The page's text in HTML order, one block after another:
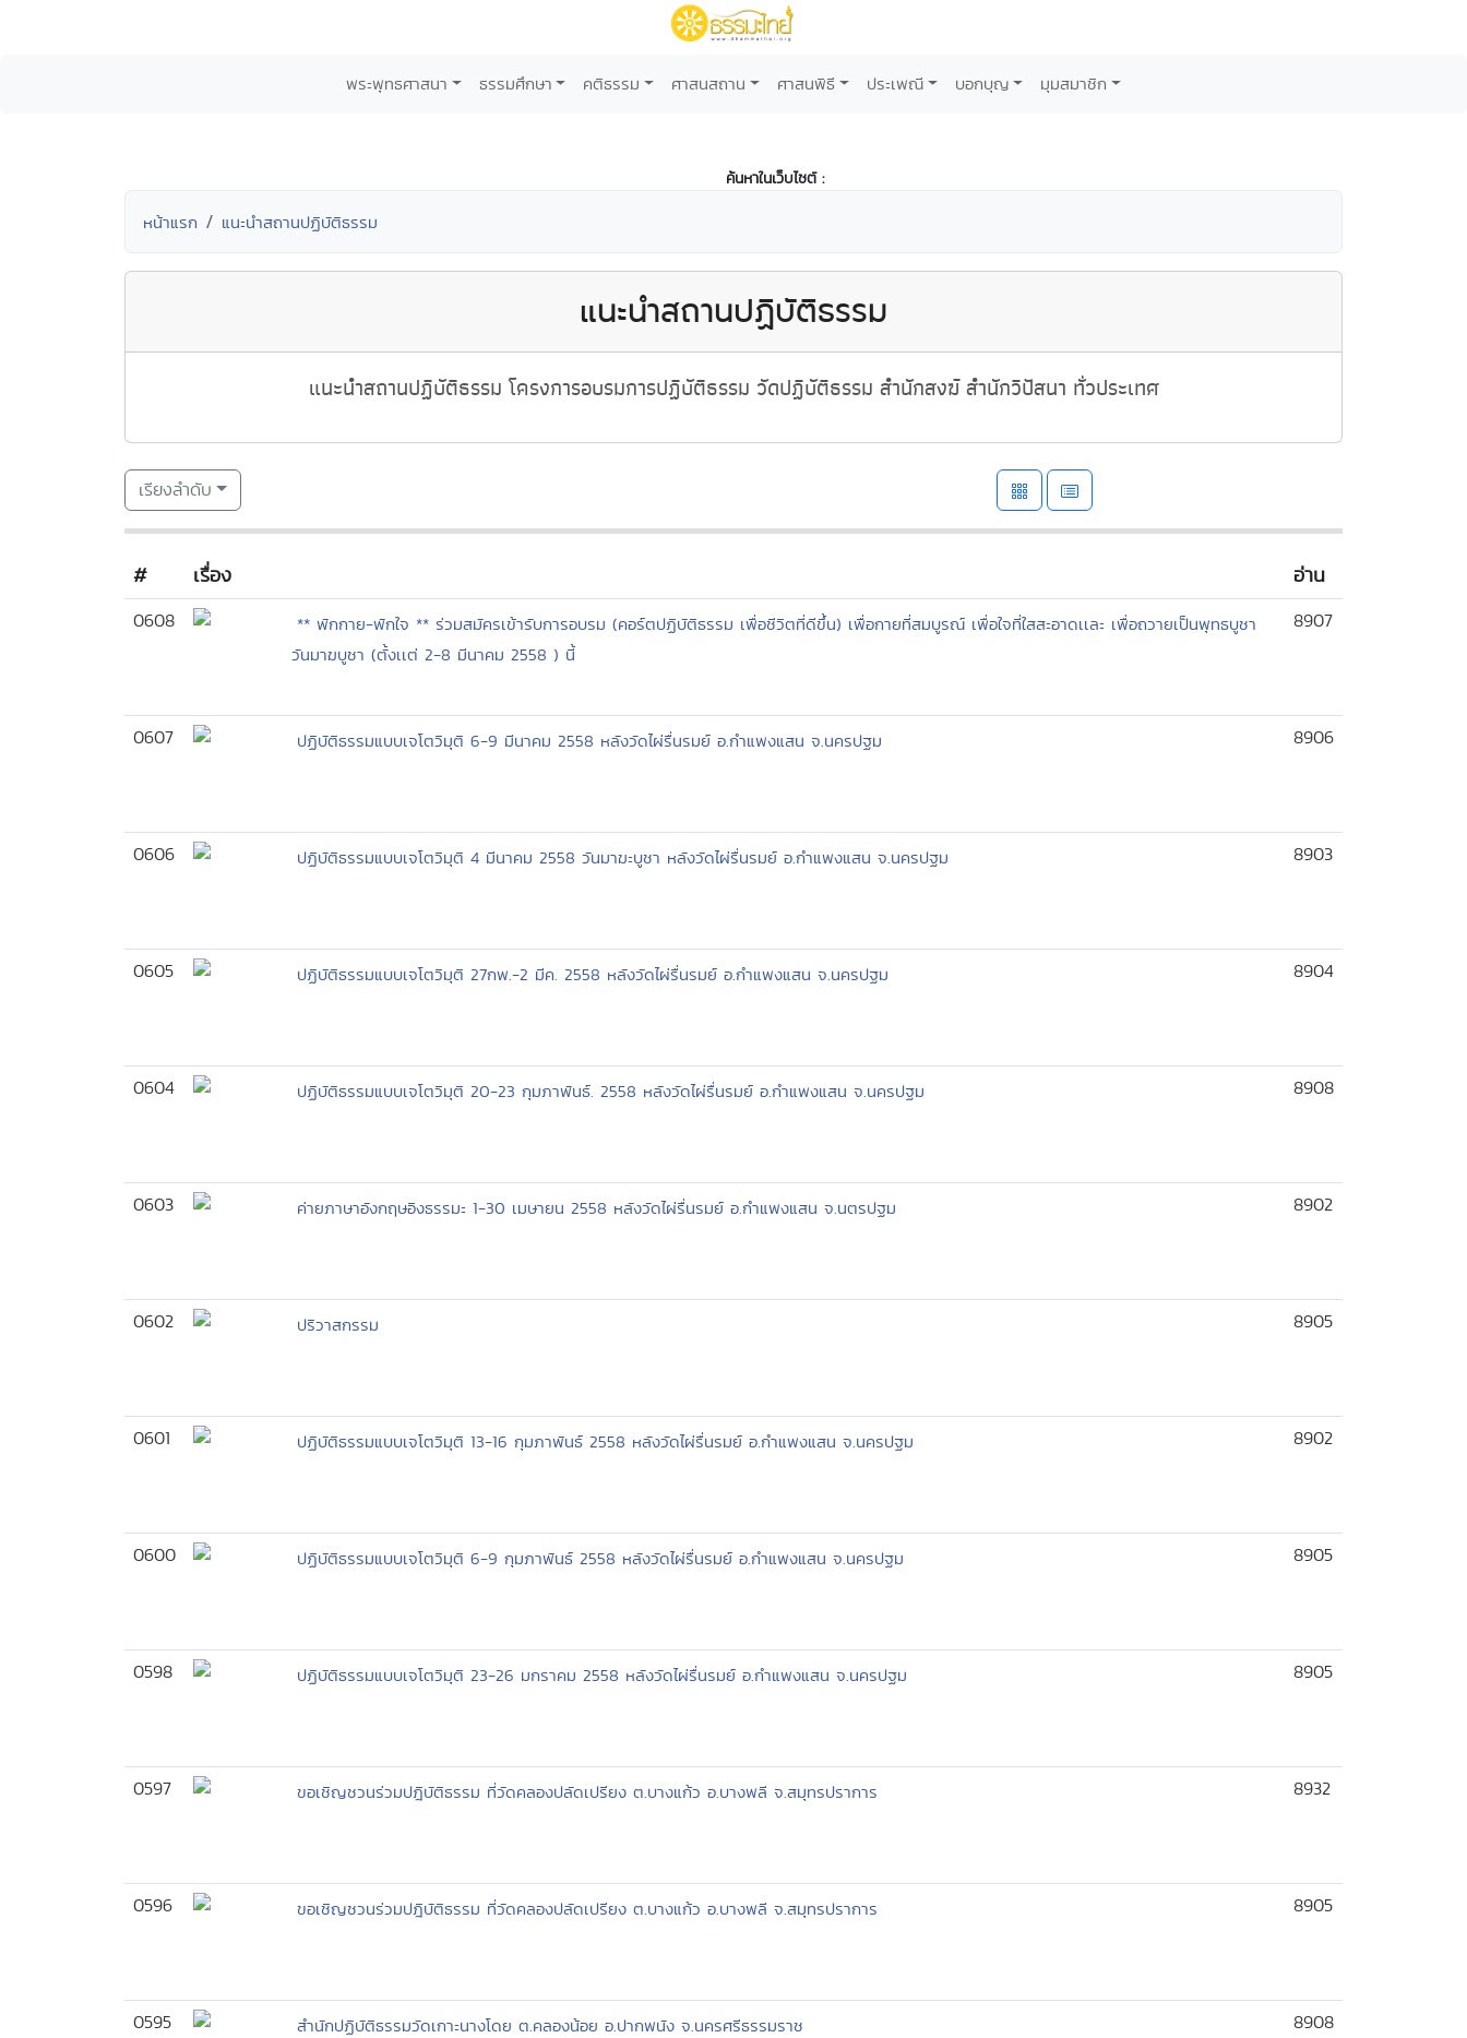
พระพุทธศาสนา ธรรมศึกษา คติธรรม ศาสนสถาน ศาสนพิธี ประเพณี บอกบุญ มุมสมาชิก
ค้นหาในเว็บไซต์ :
หน้าแรก แนะนำสถานปฏิบัติธรรม
แนะนำสถานปฏิบัติธรรม
แนะนำสถานปฏิบัติธรรม โครงการอบรมการปฏิบัติธรรม วัดปฏิบัติธรรม สำนักสงฆ์ สำนักวิปัสนา ทั่วประเทศ
เรียงลำดับ
# เรื่อง อ่าน
0608
** พักกาย-พักใจ ** ร่วมสมัครเข้ารับการอบรม (คอร์ตปฏิบัติธรรม เพื่อชีวิตที่ดีขึ้น) เพื่อกายที่สมบูรณ์ เพื่อใจที่ใสสะอาดเเละ เพื่อถวายเป็นพุทธบูชา
วันมาฆบูชา (ตั้งเเต่ 2-8 มีนาคม 2558 ) นี้
8907
0607 ปฏิบัติธรรมแบบเจโตวิมุติ 6-9 มีนาคม 2558 หลังวัดไผ่รื่นรมย์ อ.กำแพงแสน จ.นครปฐม 8906
0606 ปฏิบัติธรรมแบบเจโตวิมุติ 4 มีนาคม 2558 วันมาฆะบูชา หลังวัดไผ่รื่นรมย์ อ.กำแพงแสน จ.นครปฐม 8903
0605 ปฏิบัติธรรมแบบเจโตวิมุติ 27กพ.-2 มีค. 2558 หลังวัดไผ่รื่นรมย์ อ.กำแพงแสน จ.นครปฐม 8904
0604 ปฏิบัติธรรมแบบเจโตวิมุติ 20-23 กุมภาพันธ์. 2558 หลังวัดไผ่รื่นรมย์ อ.กำแพงแสน จ.นครปฐม 8908
0603 ค่ายภาษาอังกฤษอิงธรรมะ 1-30 เมษายน 2558 หลังวัดไผ่รื่นรมย์ อ.กำแพงแสน จ.นตรปฐม 8902
0602 ปริวาสกรรม 8905
0601 ปฏิบัติธรรมแบบเจโตวิมุติ 13-16 กุมภาพันธ์ 2558 หลังวัดไผ่รื่นรมย์ อ.กำแพงแสน จ.นครปฐม 8902
0600 ปฏิบัติธรรมแบบเจโตวิมุติ 6-9 กุมภาพันธ์ 2558 หลังวัดไผ่รื่นรมย์ อ.กำแพงแสน จ.นครปฐม 8905
0598 ปฏิบัติธรรมแบบเจโตวิมุติ 23-26 มกราคม 2558 หลังวัดไผ่รื่นรมย์ อ.กำแพงแสน จ.นครปฐม 8905
0597 ขอเชิญชวนร่วมปฎิบัติธรรม ที่วัดคลองปลัดเปรียง ต.บางแก้ว อ.บางพลี จ.สมุทรปราการ 8932
0596 ขอเชิญชวนร่วมปฎิบัติธรรม ที่วัดคลองปลัดเปรียง ต.บางแก้ว อ.บางพลี จ.สมุทรปราการ 8905
0595 สำนักปฏิบัติธรรมวัดเกาะนางโดย ต.คลองน้อย อ.ปากพนัง จ.นครศรีธรรมราช 8908